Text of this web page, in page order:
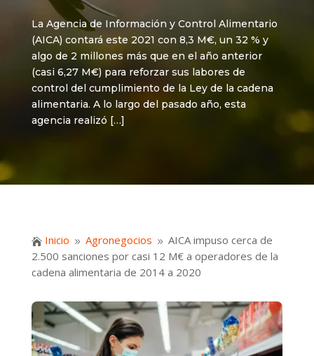
La Agencia de Información y Control Alimentario
(AICA) contará este 2021 con 8,3 M€, un 32 % y
algo de 2 millones más que en el año anterior
(casi 6,27 M€) para reforzar sus labores de
control del cumplimiento de la Ley de la cadena
alimentaria. A lo largo del pasado año, esta
agencia realizó […]
 Inicio 9 Agronegocios 9 AICA impuso cerca de
2.500 sanciones por casi 12 M€ a operadores de la
cadena alimentaria de 2014 a 2020